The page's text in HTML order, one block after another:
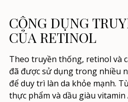
CÔNG DỤNG
CỦA RETINOL
Theo truyền thống, retinol và
đã được sử dụng trong nhiều
để duy trì làn da khỏe mạnh.
thực phẩm và dầu giàu